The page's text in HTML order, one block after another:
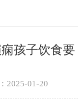
孩子饮食要
2025-01-20